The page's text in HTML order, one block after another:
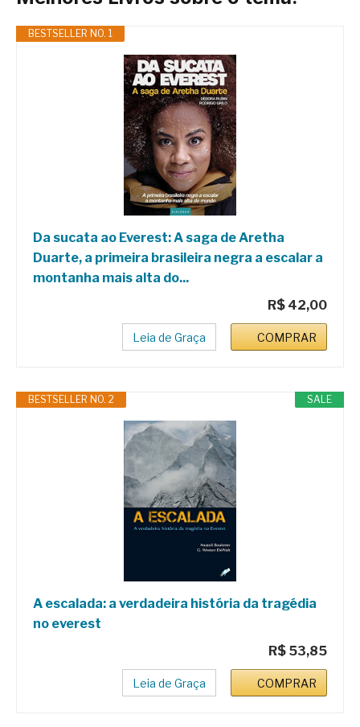
BESTSELLER NO. 1
Da sucata ao Everest: A saga de Aretha
Duarte, a primeira brasileira negra a escalar a
montanha mais alta do...
R$ 42,00
Leia de Graça COMPRAR
SALE
BESTSELLER NO. 2
A escalada: a verdadeira história da tragédia
no everest
R$ 53,85
Leia de Graça COMPRAR